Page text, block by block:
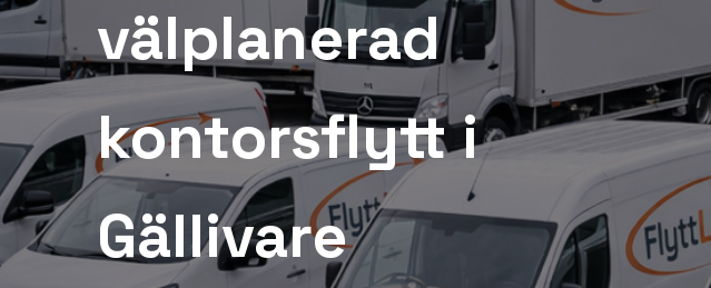
välplanerad
kontorsflytt i
Gällivare